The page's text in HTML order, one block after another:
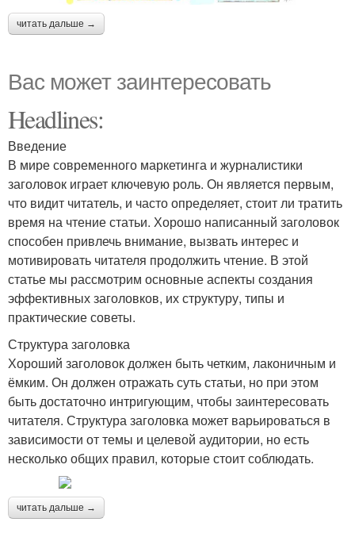
читать дальше →
Вас может заинтересовать
Headlines:
Введение
В мире современного маркетинга и журналистики
заголовок играет ключевую роль. Он является первым,
что видит читатель, и часто определяет, стоит ли тратить
время на чтение статьи. Хорошо написанный заголовок
способен привлечь внимание, вызвать интерес и
мотивировать читателя продолжить чтение. В этой
статье мы рассмотрим основные аспекты создания
эффективных заголовков, их структуру, типы и
практические советы.
Структура заголовка
Хороший заголовок должен быть четким, лаконичным и
ёмким. Он должен отражать суть статьи, но при этом
быть достаточно интригующим, чтобы заинтересовать
читателя. Структура заголовка может варьироваться в
зависимости от темы и целевой аудитории, но есть
несколько общих правил, которые стоит соблюдать.
читать дальше →